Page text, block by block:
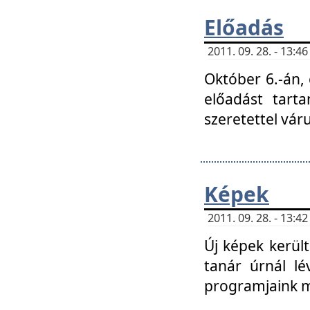
Előadás
2011. 09. 28. -
Október 6.-
előadást
szeretettel
Képek
2011. 09. 28. -
Új képek
tanár úrnál
programjaink